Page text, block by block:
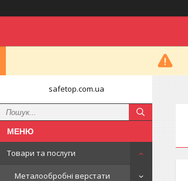
safetop.com.ua
Товари та послуги
Металообробні верстати